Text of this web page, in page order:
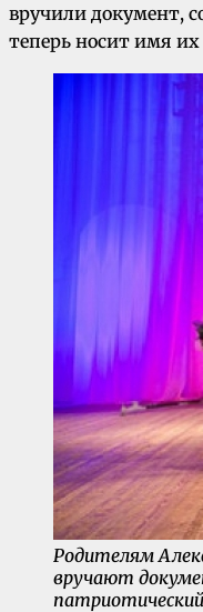
вручили документ,
теперь носит имя
Родителям
вручают